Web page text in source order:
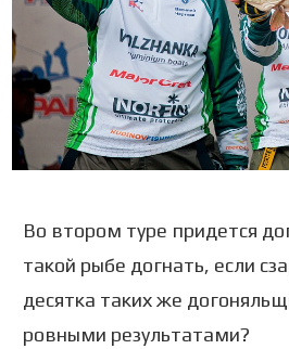
Во втором туре придется
такой рыбе догнать, если
десятка таких же
ровными результатами?